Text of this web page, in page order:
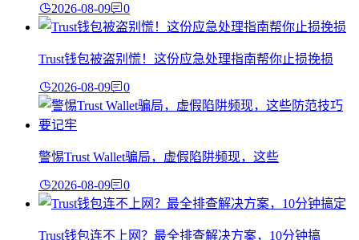
2026-08-09 0
Trust钱包被盗别慌！这份应急处理指南帮你止损挽损
2026-08-09 0
警惕Trust Wallet骗局，虚假陷阱频现，这些
2026-08-09 0
Trust钱包连不上网？最全排查解决方案，10分钟搞